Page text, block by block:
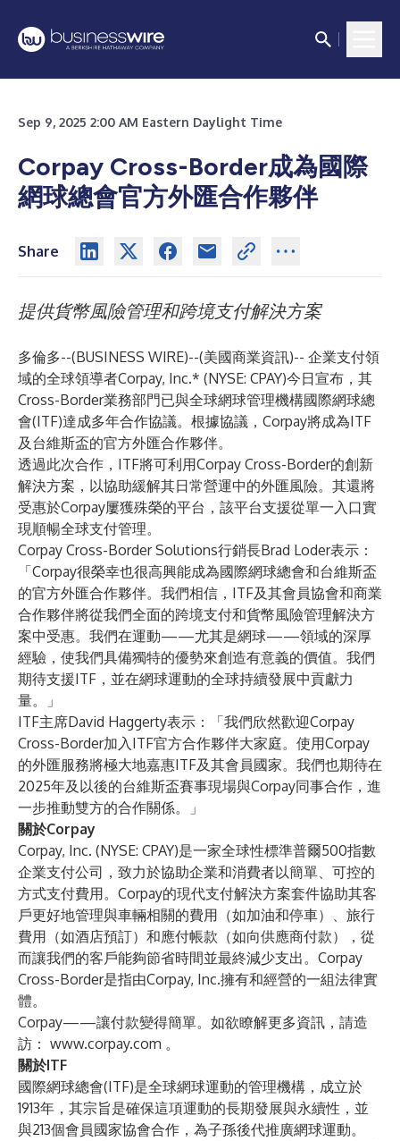
Sep 9, 2025 2:00 AM Eastern Daylight Time
Corpay Cross-Border成為國際
網球總會官方外匯合作夥伴
Share
提供貨幣風險管理和跨境支付解決方案
多倫多--(BUSINESS WIRE)--(美國商業資訊)-- 企業支付領
域的全球領導者Corpay, Inc.* (NYSE: CPAY)今日宣布，其
Cross-Border業務部門已與全球網球管理機構國際網球總
會(ITF)達成多年合作協議。根據協議，Corpay將成為ITF
及台維斯盃的官方外匯合作夥伴。
透過此次合作，ITF將可利用Corpay Cross-Border的創新
解決方案，以協助緩解其日常營運中的外匯風險。其還將
受惠於Corpay屢獲殊榮的平台，該平台支援從單一入口實
現順暢全球支付管理。
Corpay Cross-Border Solutions行銷長Brad Loder表示：
「Corpay很榮幸也很高興能成為國際網球總會和台維斯盃
的官方外匯合作夥伴。我們相信，ITF及其會員協會和商業
合作夥伴將從我們全面的跨境支付和貨幣風險管理解決方
案中受惠。我們在運動——尤其是網球——領域的深厚
經驗，使我們具備獨特的優勢來創造有意義的價值。我們
期待支援ITF，並在網球運動的全球持續發展中貢獻力
量。」
ITF主席David Haggerty表示：「我們欣然歡迎Corpay
Cross-Border加入ITF官方合作夥伴大家庭。使用Corpay
的外匯服務將極大地嘉惠ITF及其會員國家。我們也期待在
2025年及以後的台維斯盃賽事現場與Corpay同事合作，進
一步推動雙方的合作關係。」
關於Corpay
Corpay, Inc. (NYSE: CPAY)是一家全球性標準普爾500指數
企業支付公司，致力於協助企業和消費者以簡單、可控的
方式支付費用。Corpay的現代支付解決方案套件協助其客
戶更好地管理與車輛相關的費用（如加油和停車）、旅行
費用（如酒店預訂）和應付帳款（如向供應商付款），從
而讓我們的客戶能夠節省時間並最終減少支出。Corpay
Cross-Border是指由Corpay, Inc.擁有和經營的一組法律實
體。
Corpay——讓付款變得簡單。如欲瞭解更多資訊，請造
訪： www.corpay.com 。
關於ITF
國際網球總會(ITF)是全球網球運動的管理機構，成立於
1913年，其宗旨是確保這項運動的長期發展與永續性，並
與213個會員國家協會合作，為子孫後代推廣網球運動。